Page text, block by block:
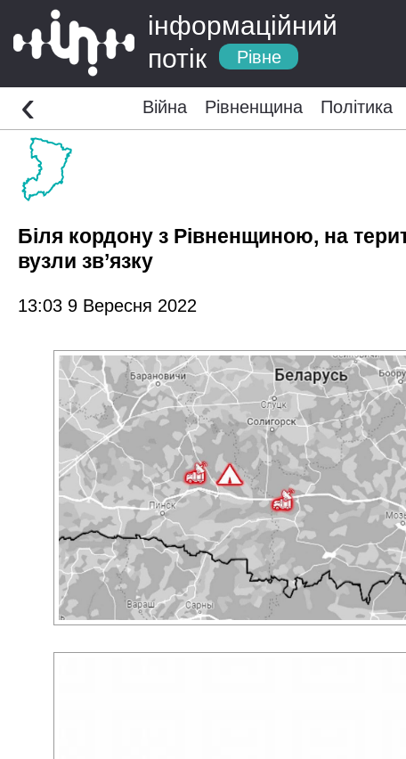
інформаційний
потік
Рівне
Війна Рівненщина Політика
‹
Біля кордону з Рівненщиною, на
вузли зв’язку
13:03 9 Вересня 2022